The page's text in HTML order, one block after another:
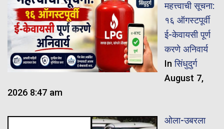
महत्त्वाची सूचना:
१६ ऑगस्टपूर्वी
ई-केवायसी पूर्ण
करणे अनिवार्य
Inसिंधुदुर्ग
August 7,
2026 8:47 am
ओला-उबरला